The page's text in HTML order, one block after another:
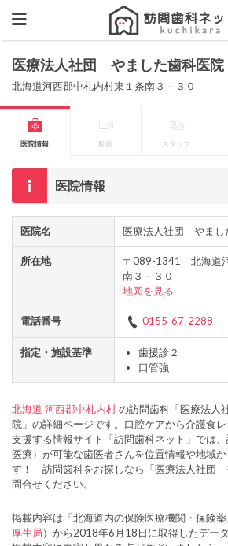
医療法人社団 やました歯科医院
北海道河西郡中札内村東１条南３－３０
医院情報 動画 スタッフ
医院情報
医院名 医療法人社団 やまし
所在地
〒089-1341 北海道
南３－３０
地図を見る
電話番号 0155-67-2288
指定・施設基準
歯援診２
口管強
北海道 河西郡中札内村の訪問歯科「医療法
院」の詳細ページです。口腔ケアから介護食
支援する情報サイト「訪問歯科ネット」では
医療）が可能な歯医者さんを位置情報や地域
す！ 訪問歯科をお探しなら「医療法人社団
問合せください。
掲載内容は「北海道内の保険医療機関・保険
厚生局）から2018年6月18日に取得したデー